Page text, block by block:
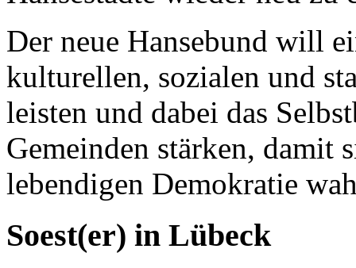
Der neue Hansebund will
kulturellen, sozialen und
leisten und dabei das
Gemeinden stärken, damit
lebendigen Demokratie
Soest(er) in Lübeck